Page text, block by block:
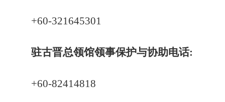
+60-321645301
驻古晋总领馆领事保护与协助电话:
+60-82414818